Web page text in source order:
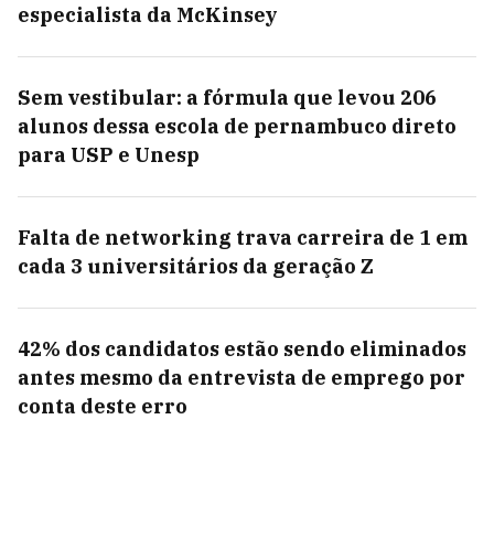
especialista da McKinsey
Sem vestibular: a fórmula que levou 206
alunos dessa escola de pernambuco direto
para USP e Unesp
Falta de networking trava carreira de 1 em
cada 3 universitários da geração Z
42% dos candidatos estão sendo eliminados
antes mesmo da entrevista de emprego por
conta deste erro